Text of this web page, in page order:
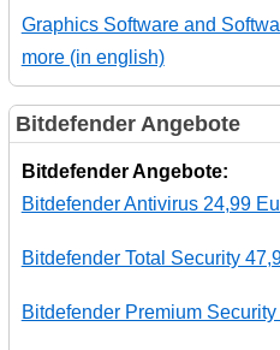
Graphics Software and
more (in english)
Bitdefender Angebote
Bitdefender Angebote:
Bitdefender Antivirus 24,99
Bitdefender Total Security
Bitdefender Premium